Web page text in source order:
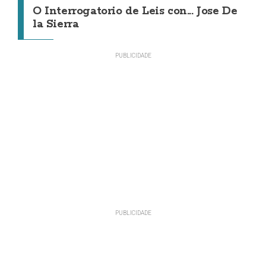
O Interrogatorio de Leis con... Jose De
la Sierra